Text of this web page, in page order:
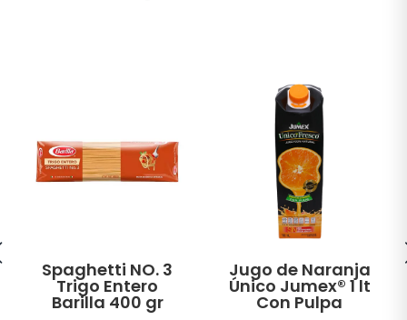
Spaghetti NO. 3
Trigo Entero
Barilla 400 gr
Jugo de Naranja
Único Jumex® 1 lt
Con Pulpa